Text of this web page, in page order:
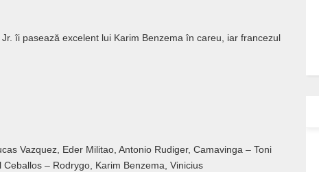
îi pasează excelent lui Karim Benzema în careu, iar francezul
Vazquez, Eder Militao, Antonio Rudiger, Camavinga – Toni
– Rodrygo, Karim Benzema, Vinicius